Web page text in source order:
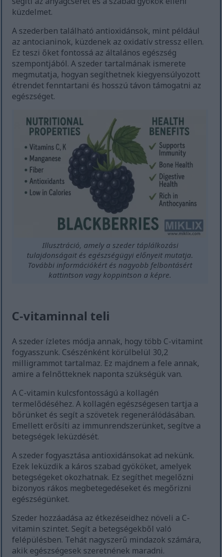
küzdelmet.
A szederben található antioxidánsok, mint például
az antocianinok, küzdenek az oxidatív stressz ellen.
Ez teszi őket fontossá az általános egészség
szempontjából. A szeder tartalmának ismerete
megmutatja, hogyan segíthetnek kiegyensúlyozott
étrendet fenntartani és hosszú távon támogatni az
egészséget.
Illusztráció, amely a szeder táplálkozási
tulajdonságait és egészségügyi előnyeit mutatja.
További információkért és nagyobb felbontásért
kattintson vagy koppintson a képre.
C-vitaminnal teli
A szeder ízletes módja annak, hogy több C-vitamint
fogyasszunk. Csészénként körülbelül 30,2
milligrammot tartalmaz. Ez majdnem a fele annak,
amire a felnőtteknek naponta szükségük van.
A C-vitamin kulcsfontosságú a kollagén
termelődéséhez. A kollagén egészségesen tartja a
bőrünket és segít a szövetek regenerálódásában.
Emellett erősíti az immunrendszerünket, segítve a
betegségek leküzdését.
A szeder fogyasztása antioxidánsokat ad nekünk.
Ezek leküzdik a káros szabad gyököket, amelyek
betegségeket okozhatnak. Ez segíthet megelőzni
bizonyos rákos megbetegedéseket és megőrizni
egészségünket.
Szeder hozzáadása az étkezéseidhez növeli a C-
vitamin szintet. Segít a betegségekből való
felépülésben. Tehát nagyszerű mindazok számára,
akik egészségesek szeretnének maradni.